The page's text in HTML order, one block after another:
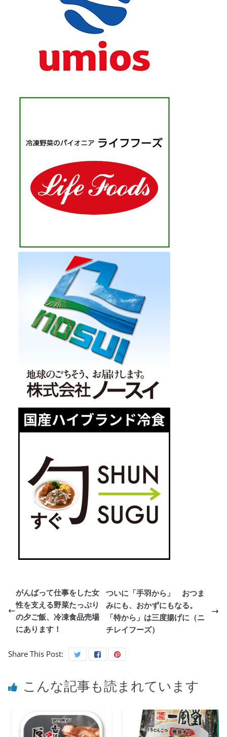
がんばって仕事をした女
性を支える野菜たっぷり
の夕ご飯、冷凍食品売場
にあります！
ついに「手羽から」 おつま
みにも、おかずにもなる。
「特から」は三度揚げに（ニ
チレイフーズ）
Share This Post:
こんな記事も読まれています